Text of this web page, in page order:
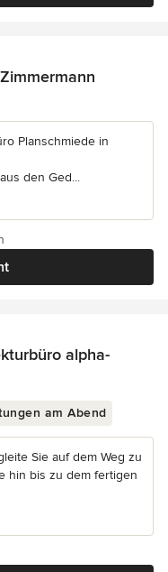
Sternen
Planschmiede in
den Ged...
alpha-
am Abend
Sie auf dem Weg zu
hin bis zu dem fertigen